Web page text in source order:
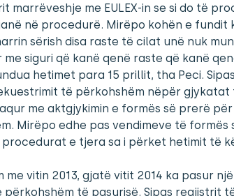
marrëveshje me EULEX-in se si do të
në procedurë. Mirëpo kohën e fundit
sërish disa raste të cilat unë nuk
siguri që kanë qenë raste që kanë
hetimet para 15 prillit, tha Peci.
të përkohshëm nëpër gjykatat
me aktgjykimin e formës së prerë për
Mirëpo edhe pas vendimeve të formës
procedurat e tjera sa i përket hetimit të
me vitin 2013, gjatë vitit 2014 ka pasur
të pasurisë. Sipas regjistrit